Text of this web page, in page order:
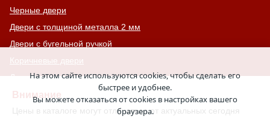
Внимание
Цены в каталоге могут отличаться от актуальных сегодня
Черные двери
Двери с толщиной металла 2 мм
Двери с бугельной ручкой
Коричневые двери
Для гостиниц, отелей, хостелов
Взломостойкие двери
Левые двери
На этом сайте используются cookies, чтобы сделать его
быстрее и удобнее.
Вы можете отказаться от cookies в настройках вашего
браузера.